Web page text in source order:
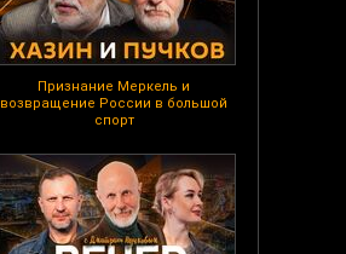
Признание Меркель и
возвращение России в большой
спорт